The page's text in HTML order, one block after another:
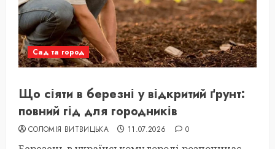
Сад та город
Що сіяти в березні у відкритий ґрунт:
повний гід для городників
СОЛОМІЯ ВИТВИЦЬКА 11.07.2026 0